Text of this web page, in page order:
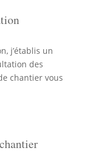
j’établis un
des
chantier vous